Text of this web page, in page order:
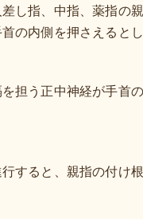
し指、中指、薬指の
の内側を押さえると
担う正中神経が手首
すると、親指の付け